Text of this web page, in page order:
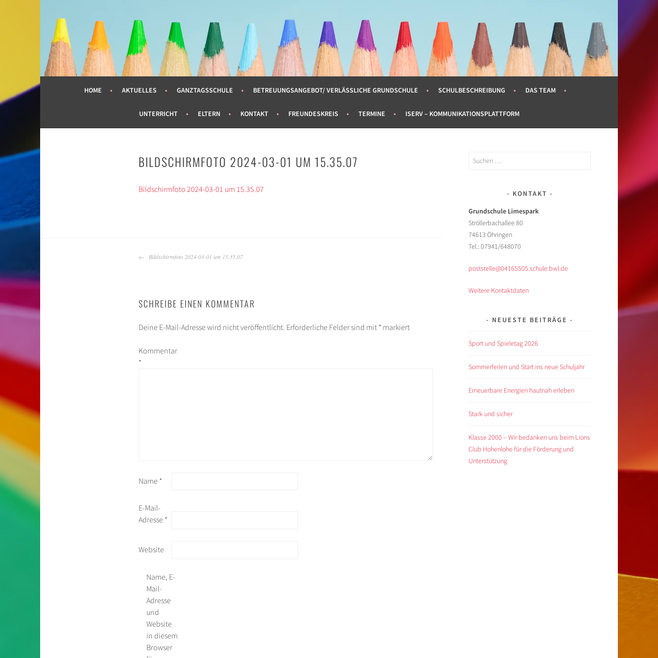
Inhalt
GRUNDSCHULE LIMESPARK
HOME AKTUELLES GANZTAGSSCHULE BETREUUNGSANGEBOT/ VERLÄSSLICHE GRUNDSCHULE SCHULBESCHREIBUNG DAS TEAM
UNTERRICHT ELTERN KONTAKT FREUNDESKREIS TERMINE ISERV – KOMMUNIKATIONSPLATTFORM
BILDSCHIRMFOTO 2024-03-01 UM 15.35.07
Bildschirmfoto 2024-03-01 um 15.35.07
BEITRAGS-
Bildschirmfoto 2024-03-01 um 15.35.07
SCHREIBE EINEN KOMMENTAR
Deine E-Mail-Adresse wird nicht veröffentlicht. Erforderliche Felder sind mit * markiert
Kommentar
*
Name *
E-Mail-
Adresse *
Website
Name, E-
Mail-
Adresse
und
Website
in diesem
Browser
Suchen
KONTAKT
Grundschule Limespark
Ströllerbachallee 80
74613 Öhringen
Tel.: 07941/648070
poststelle@04165505.schule.bwl.de
Weitere Kontaktdaten
NEUESTE BEITRÄGE
Sport und Spieletag 2026
Sommerferien und Start ins neue Schuljahr
Erneuerbare Energien hautnah erleben
Stark und sicher
Klasse 2000 – Wir bedanken uns beim Lions
Club Hohenlohe für die Förderung und
Unterstützung